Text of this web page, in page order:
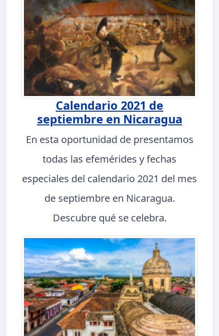
Calendario 2021 de
septiembre en Nicaragua
En esta oportunidad de presentamos
todas las efemérides y fechas
especiales del calendario 2021 del mes
de septiembre en Nicaragua.
Descubre qué se celebra.